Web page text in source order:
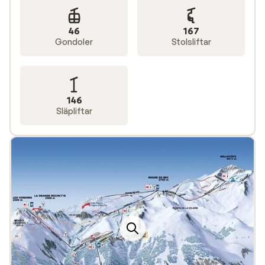
Semesterbostäderna består främst av hotell och
lägenheter men vi har också ett bra utbud av stugor
och chalet. När du bokar skidresor till Alperna
46
Gondoler
167
Stolsliftar
146
Släpliftar